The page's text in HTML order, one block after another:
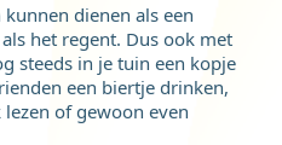
dienen als een
het regent. Dus ook met
steeds in je tuin een kopje
een biertje drinken,
of gewoon even